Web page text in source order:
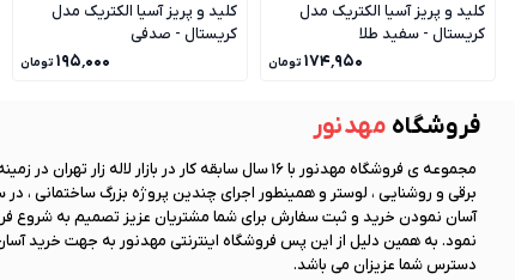
کلید و پریز آسیا الکتریک مدل
کریستال - سفید طلا
۱۷۴٬۹۵۰ تومان
کلید و پریز آسیا الکتریک مدل
کریستال - صدفی
۱۹۵٬۰۰۰ تومان
فروشگاه مهد نور
مجموعه ی فروشگاه مهد نور
با 16 سال سابقه کار در بازار لاله زار تهران در
آسان نمودن خرید و ثبت سفارش برای شما مشتریان عزیز تصمیم به شروع
نمود. به همین دلیل از این پس فروشگاه اینترنتی مهد نور به جهت خرید
دسترس شما عزیزان می باشد.